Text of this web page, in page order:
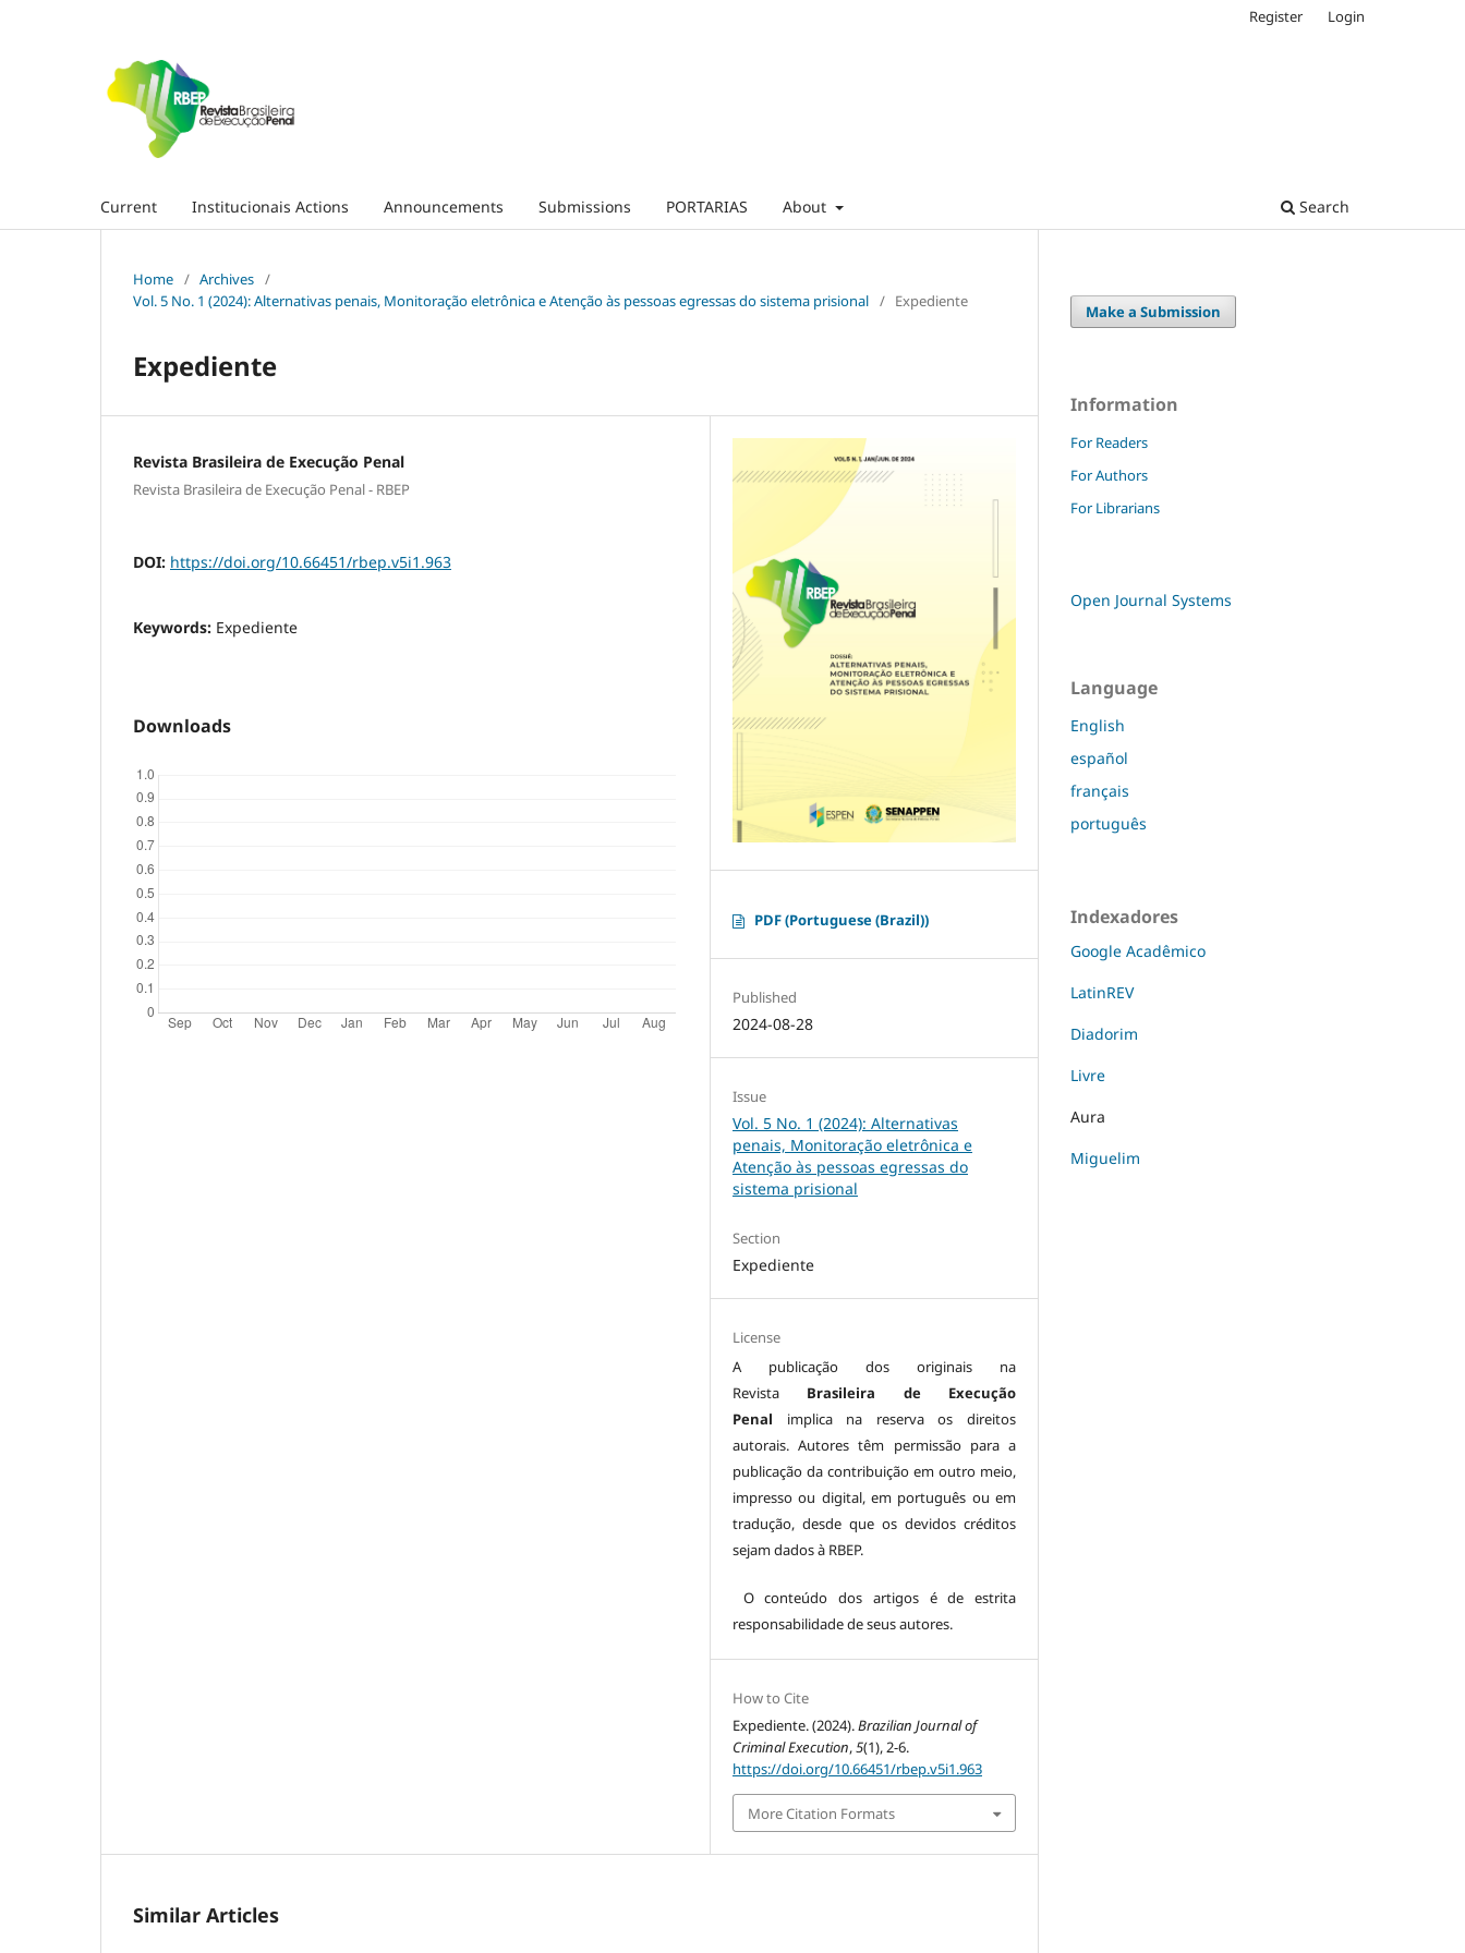
Current Institucionais Actions Announcements Submissions PORTARIAS About Search
Register Login
Home / Archives /
Vol. 5 No. 1 (2024): Alternativas penais, Monitoração eletrônica e Atenção às pessoas egressas do sistema prisional / Expediente
Expediente
Revista Brasileira de Execução Penal
Revista Brasileira de Execução Penal - RBEP
DOI: https://doi.org/10.66451/rbep.v5i1.963
Keywords: Expediente
Downloads
PDF (Portuguese (Brazil))
Published
2024-08-28
Issue
Vol. 5 No. 1 (2024): Alternativas
penais, Monitoração eletrônica e
Atenção às pessoas egressas do
sistema prisional
Section
Expediente
License
A publicação dos originais na
Revista Brasileira de Execução
Penal implica na reserva os direitos
autorais. Autores têm permissão para a
publicação da contribuição em outro meio,
impresso ou digital, em português ou em
tradução, desde que os devidos créditos
sejam dados à RBEP.
O conteúdo dos artigos é de estrita
responsabilidade de seus autores.
How to Cite
Expediente. (2024).Brazilian Journal of
Criminal Execution,5(1), 2-6.
https://doi.org/10.66451/rbep.v5i1.963
More Citation Formats
Similar Articles
Make a Submission
Information
For Readers
For Authors
For Librarians
Open Journal Systems
Language
English
español
français
português
Indexadores
Google Acadêmico
LatinREV
Diadorim
Livre
Aura
Miguelim